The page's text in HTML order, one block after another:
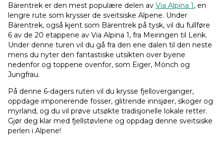
Bärentrek er den mest populære delen av Via Alpina 1, en
lengre rute som krysser de sveitsiske Alpene. Under
Bärentrek, også kjent som Bärentrek på tysk, vil du fullføre
6 av de 20 etappene av Via Alpina 1, fra Meiringen til Lenk.
Under denne turen vil du gå fra den ene dalen til den neste
mens du nyter den fantastiske utsikten over byene
nedenfor og toppene ovenfor, som Eiger, Mönch og
Jungfrau.
På denne 6-dagers ruten vil du krysse fjelloverganger,
oppdage imponerende fosser, glitrende innsjøer, skoger og
myrland, og du vil prøve utsøkte tradisjonelle lokale retter.
Gjør deg klar med fjellstøvlene og oppdag denne sveitsiske
perlen i Alpene!